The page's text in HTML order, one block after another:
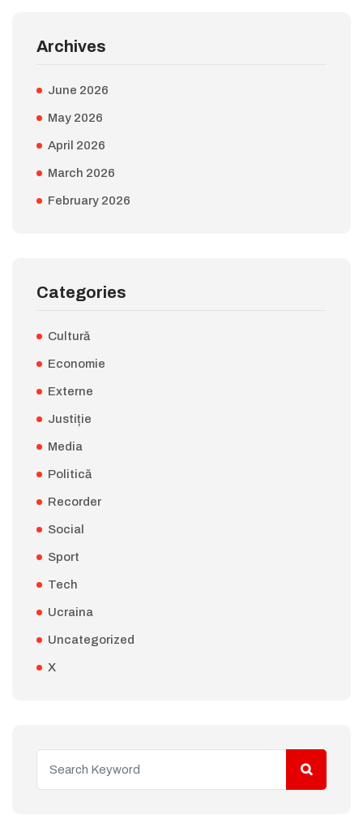
Archives
June 2026
May 2026
April 2026
March 2026
February 2026
Categories
Cultură
Economie
Externe
Justiție
Media
Politică
Recorder
Social
Sport
Tech
Ucraina
Uncategorized
X